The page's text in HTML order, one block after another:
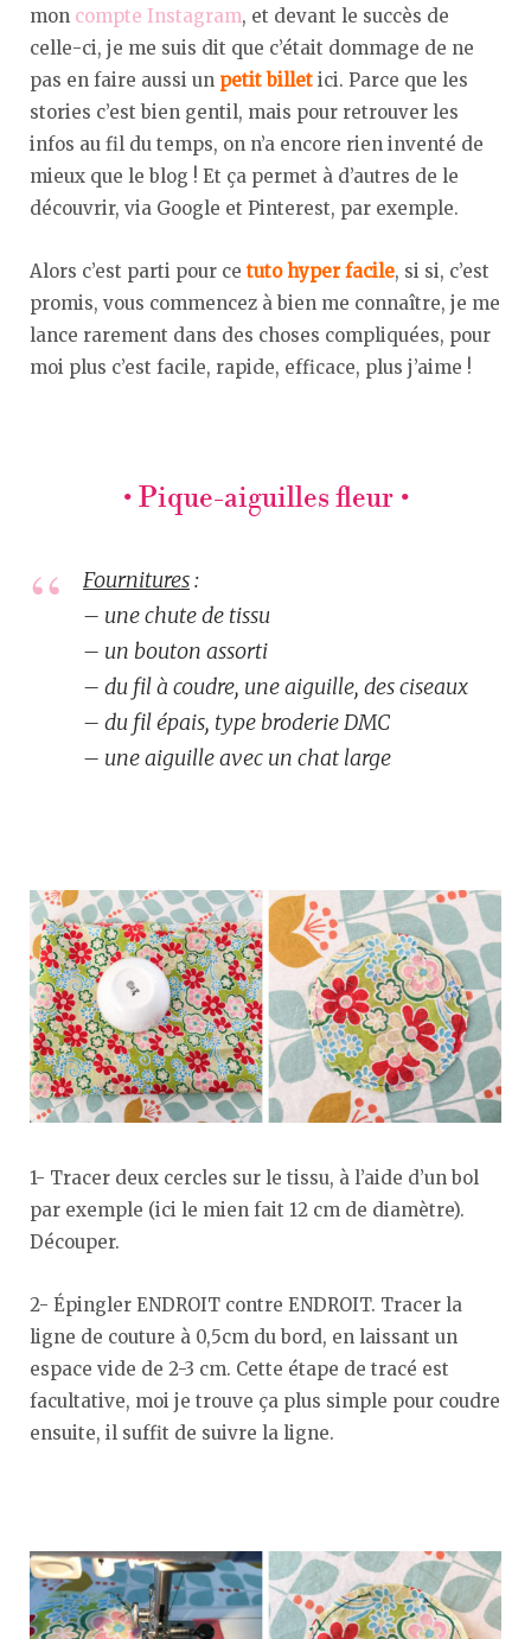
mon compte Instagram, et devant le succès de
celle-ci, je me suis dit que c’était dommage de ne
pas en faire aussi un petit billet ici. Parce que les
stories c’est bien gentil, mais pour retrouver les
infos au fil du temps, on n’a encore rien inventé de
mieux que le blog ! Et ça permet à d’autres de le
découvrir, via Google et Pinterest, par exemple.
Alors c’est parti pour ce tuto hyper facile, si si, c’est
promis, vous commencez à bien me connaître, je me
lance rarement dans des choses compliquées, pour
moi plus c’est facile, rapide, efficace, plus j’aime !
• Pique-aiguilles fleur •
Fournitures:
– une chute de tissu
– un bouton assorti
– du fil à coudre, une aiguille, des ciseaux
– du fil épais, type broderie DMC
– une aiguille avec un chat large
1- Tracer deux cercles sur le tissu, à l’aide d’un bol
par exemple (ici le mien fait 12 cm de diamètre).
Découper.
2- Épingler ENDROIT contre ENDROIT. Tracer la
ligne de couture à 0,5cm du bord, en laissant un
espace vide de 2-3 cm. Cette étape de tracé est
facultative, moi je trouve ça plus simple pour coudre
ensuite, il suffit de suivre la ligne.